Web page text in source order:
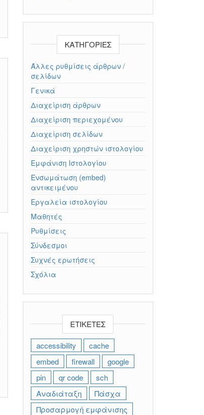
KΑΤΗΓΟΡΊΕΣ
Άλλες ρυθμίσεις άρθρων /
σελίδων
Γενικά
Διαχείριση άρθρων
Διαχείριση περιεχομένου
Διαχείριση σελίδων
Διαχείριση χρηστών ιστολογίου
Εμφάνιση Ιστολογίου
Ενσωμάτωση (embed)
αντικειμένου
Εργαλεία ιστολογίου
Μαθητές
Ρυθμίσεις
Σύνδεσμοι
Συχνές ερωτήσεις
Σχόλια
ΕΤΙΚΈΤΕΣ
accessibility
cache
embed
firewall
google
pin
qr code
sch
Αναδιάταξη
Πάσχα
Προσαρμογή εμφάνισης